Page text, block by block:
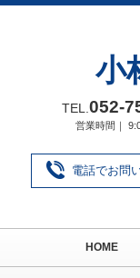
小
TEL.
営業時間｜
電話でお問
HOME